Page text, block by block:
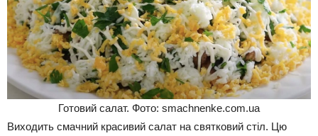
Готовий салат. Фото: smachnenke.com.ua
Виходить смачний красивий салат на святковий стіл. Цю